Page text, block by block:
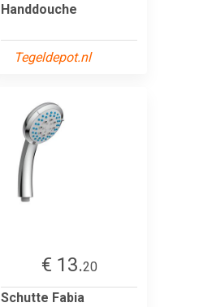
Handdouche
Tegeldepot.nl
€ 13.20
Schutte Fabia